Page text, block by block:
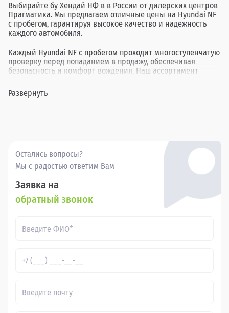
Выбирайте бу Хендай НФ в в России от дилерских центров
Прагматика. Мы предлагаем отличные цены на Hyundai NF
с пробегом, гарантируя высокое качество и надежность
каждого автомобиля.
Каждый Hyundai NF с пробегом проходит многоступенчатую
проверку перед попаданием в продажу, обеспечивая
безопасность и комфорт вождения. Наш ассортимент
позволяя найти идеальный вариант для каждого клиента.
Развернуть
Остались вопросы?
Мы с радостью ответим Вам
Заявка на
обратный звонок